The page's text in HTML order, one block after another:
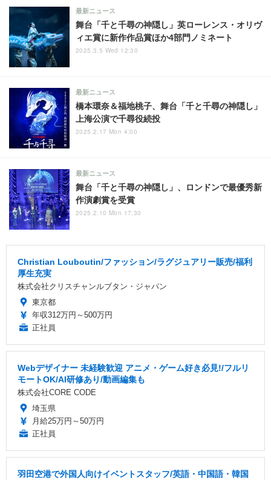
舞台「千と千尋の神隠し」英ローレンス・オリヴ
ィエ賞に新作作品賞ほか4部門ノミネート
最新ニュース
2025.3.5 Wed 12:30
橋本環奈＆福地桃子、舞台「千と千尋の神隠し」
上海公演で千尋役続投
最新ニュース
2025.2.17 Mon 4:00
舞台「千と千尋の神隠し」、ロンドンで最優秀新
作演劇賞を受賞
最新ニュース
2025.2.10 Mon 17:30
Christian Louboutin/ファッション/ラグジュアリー販売/福利
厚生充実
株式会社クリスチャンルブタン・ジャパン
東京都
年収312万円～500万円
正社員
Webデザイナー 未経験歓迎 アニメ・ゲーム好き必見!/フルリ
モートOK/AI研修あり/動画編集も
株式会社CORE CODE
埼玉県
月給25万円～50万円
正社員
羽田空港で外国人向けイベントスタッフ/英語・中国語・韓国